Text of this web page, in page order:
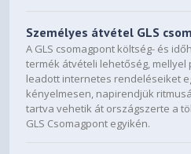
Személyes átvétel GLS
A GLS csomagpont költség- és
termék átvételi lehetőség,
leadott internetes rendeléseiket
kényelmesen, napirendjük
tartva vehetik át országszerte a
GLS Csomagpont egyikén.